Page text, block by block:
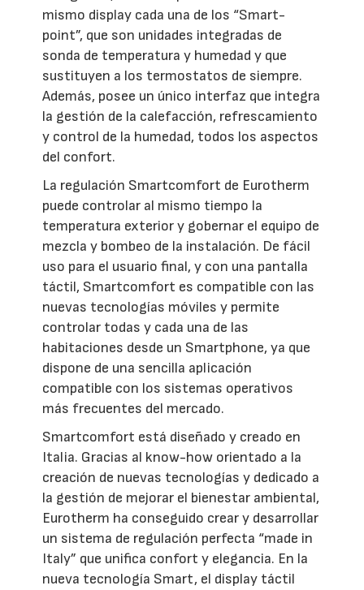
mismo display cada una de los “Smart-
point”, que son unidades integradas de
sonda de temperatura y humedad y que
sustituyen a los termostatos de siempre.
Además, posee un único interfaz que integra
la gestión de la calefacción, refrescamiento
y control de la humedad, todos los aspectos
del confort.
La regulación Smartcomfort de Eurotherm
puede controlar al mismo tiempo la
temperatura exterior y gobernar el equipo de
mezcla y bombeo de la instalación. De fácil
uso para el usuario final, y con una pantalla
táctil, Smartcomfort es compatible con las
nuevas tecnologías móviles y permite
controlar todas y cada una de las
habitaciones desde un Smartphone, ya que
dispone de una sencilla aplicación
compatible con los sistemas operativos
más frecuentes del mercado.
Smartcomfort está diseñado y creado en
Italia. Gracias al know-how orientado a la
creación de nuevas tecnologías y dedicado a
la gestión de mejorar el bienestar ambiental,
Eurotherm ha conseguido crear y desarrollar
un sistema de regulación perfecta “made in
Italy” que unifica confort y elegancia. En la
nueva tecnología Smart, el display táctil